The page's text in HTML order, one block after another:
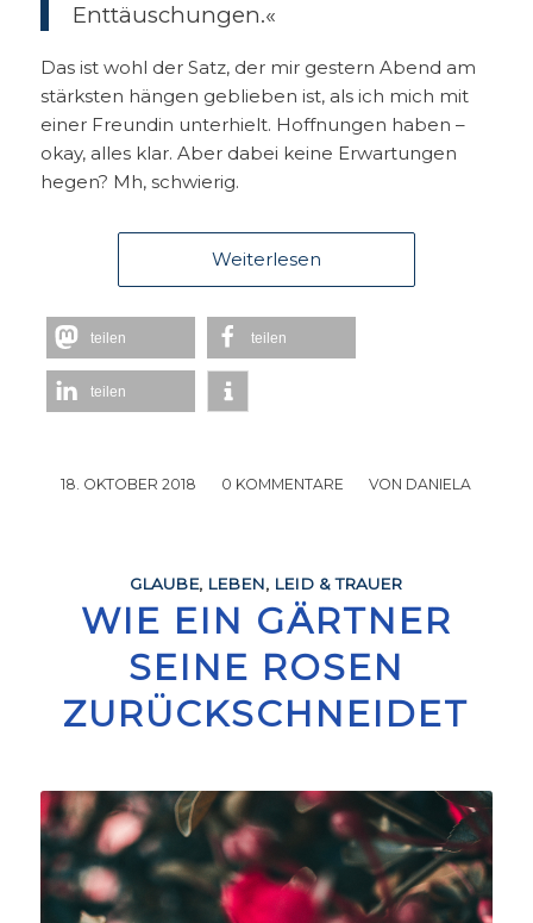
Enttäuschungen.«
Das ist wohl der Satz, der mir gestern Abend am
stärksten hängen geblieben ist, als ich mich mit
einer Freundin unterhielt. Hoffnungen haben –
okay, alles klar. Aber dabei keine Erwartungen
hegen? Mh, schwierig.
Weiterlesen
teilen teilen
teilen
18. OKTOBER 2018
/ 0 KOMMENTARE
/ VON DANIELA
GLAUBE, LEBEN, LEID & TRAUER
WIE EIN GÄRTNER
SEINE ROSEN
ZURÜCKSCHNEIDET